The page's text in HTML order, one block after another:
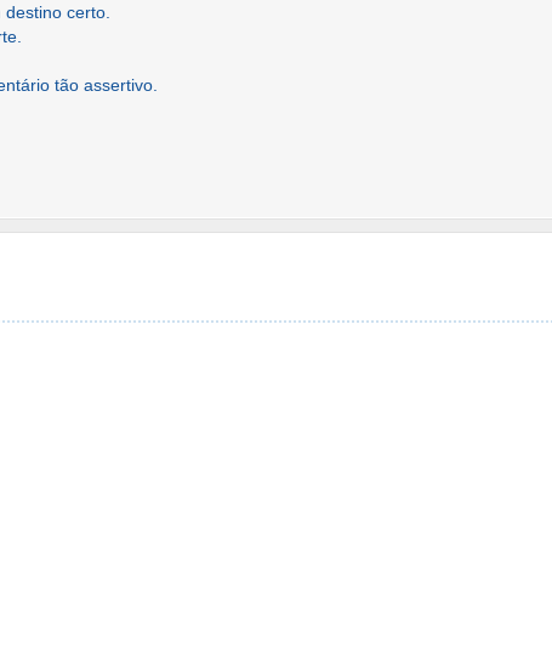
certo.
tão assertivo.